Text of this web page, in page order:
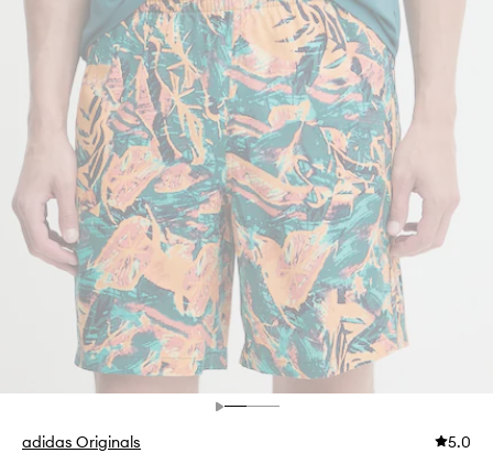
adidas Originals 5.0